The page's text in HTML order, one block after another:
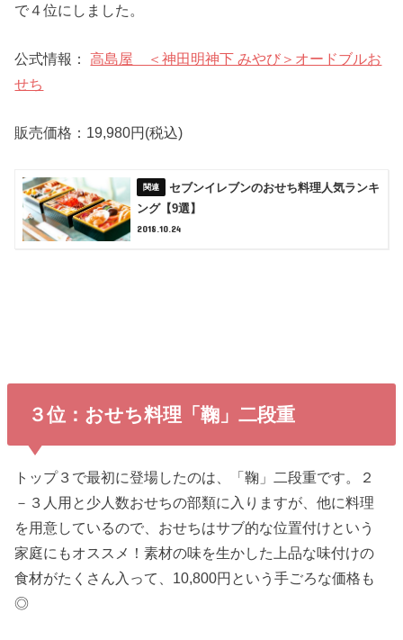
で４位にしました。
公式情報：高島屋 ＜神田明神下 みやび＞オードブルお
せち
販売価格：19,980円(税込)
セブンイレブンのおせち料理人気ランキ
ング【9選】
2018.10.24
３位：おせち料理「鞠」二段重
トップ３で最初に登場したのは、「鞠」二段重です。２
－３人用と少人数おせちの部類に入りますが、他に料理
を用意しているので、おせちはサブ的な位置付けという
家庭にもオススメ！素材の味を生かした上品な味付けの
食材がたくさん入って、10,800円という手ごろな価格も
◎